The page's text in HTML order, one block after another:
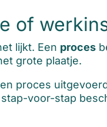
of
lijkt. Een proces
grote plaatje.
proces
voor-stap